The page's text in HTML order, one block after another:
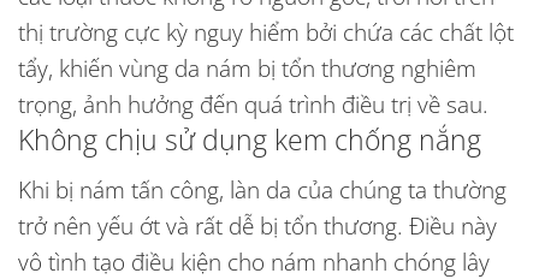
thị trường cực kỳ nguy hiểm bởi chứa các chất lột
tẩy, khiến vùng da nám bị tổn thương nghiêm
trọng, ảnh hưởng đến quá trình điều trị về sau.
Không chịu sử dụng kem chống nắng
Khi bị nám tấn công, làn da của chúng ta thường
trở nên yếu ớt và rất dễ bị tổn thương. Điều này
vô tình tạo điều kiện cho nám nhanh chóng lây